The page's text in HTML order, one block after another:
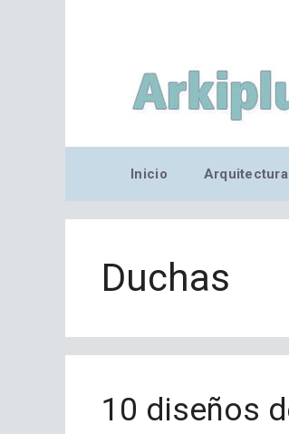
Inicio Arquitectura
Duchas
10 diseños